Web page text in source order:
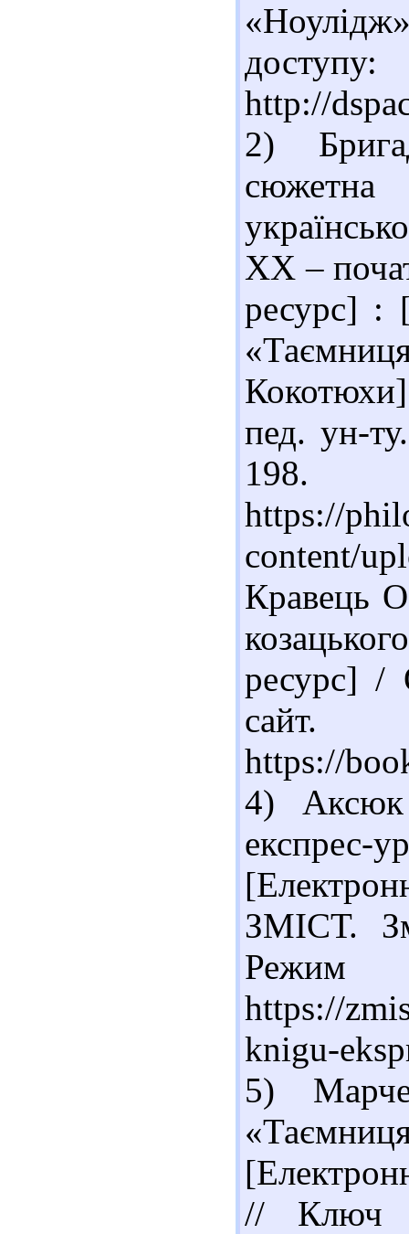
доступу:
http://
2)
ХХ –
ресурс] :
пед. ун-
198.
https://
content/
Кравець
ресурс] /
сайт.
https://
4)
ЗМІСТ.
https://
knigu-
5)
// Ключ